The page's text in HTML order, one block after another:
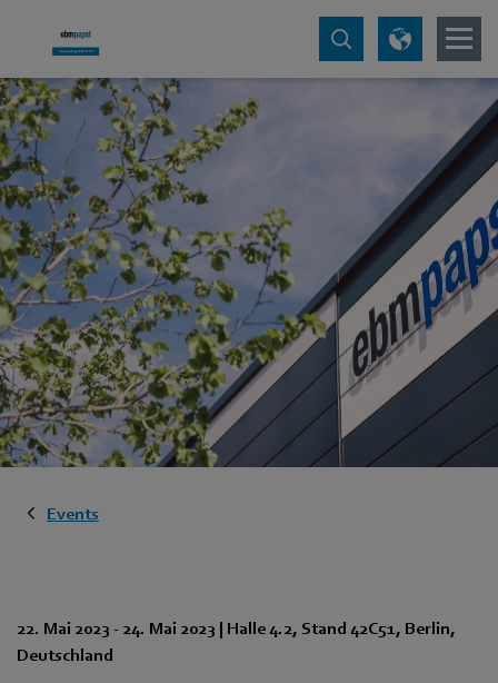
Events
22. Mai 2023 - 24. Mai 2023 | Halle 4.2, Stand 42C51, Berlin,
Deutschland